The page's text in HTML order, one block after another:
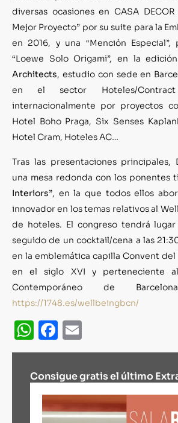
diversas ocasiones en CASA
Mejor Proyecto” por su suite para la
en 2016, y una “Mención Especial”,
“Loewe Solo Origami”, en la
Architects, estudio con sede en
en el sector Hoteles/
internacionalmente por proyectos
Hotel Boho Praga, Six Senses
Hotel Cram, Hoteles AC…
Tras las presentaciones principales,
una mesa redonda con los ponentes
Interiors”, en la que todos ellos
innovador en los temas relativos al
de hoteles. El congreso tendrá lugar
seguido de un cocktail/cena a las
en la emblemática capilla Convent
en el siglo XVI y perteneciente
Contemporáneo de
https://1748.es/wellbeingbcn/
WhatsApp
Facebook
Consigue gratis el último